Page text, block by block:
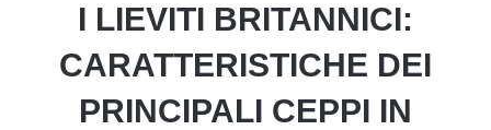
I LIEVITI BRITANNICI:
CARATTERISTICHE DEI
PRINCIPALI CEPPI IN